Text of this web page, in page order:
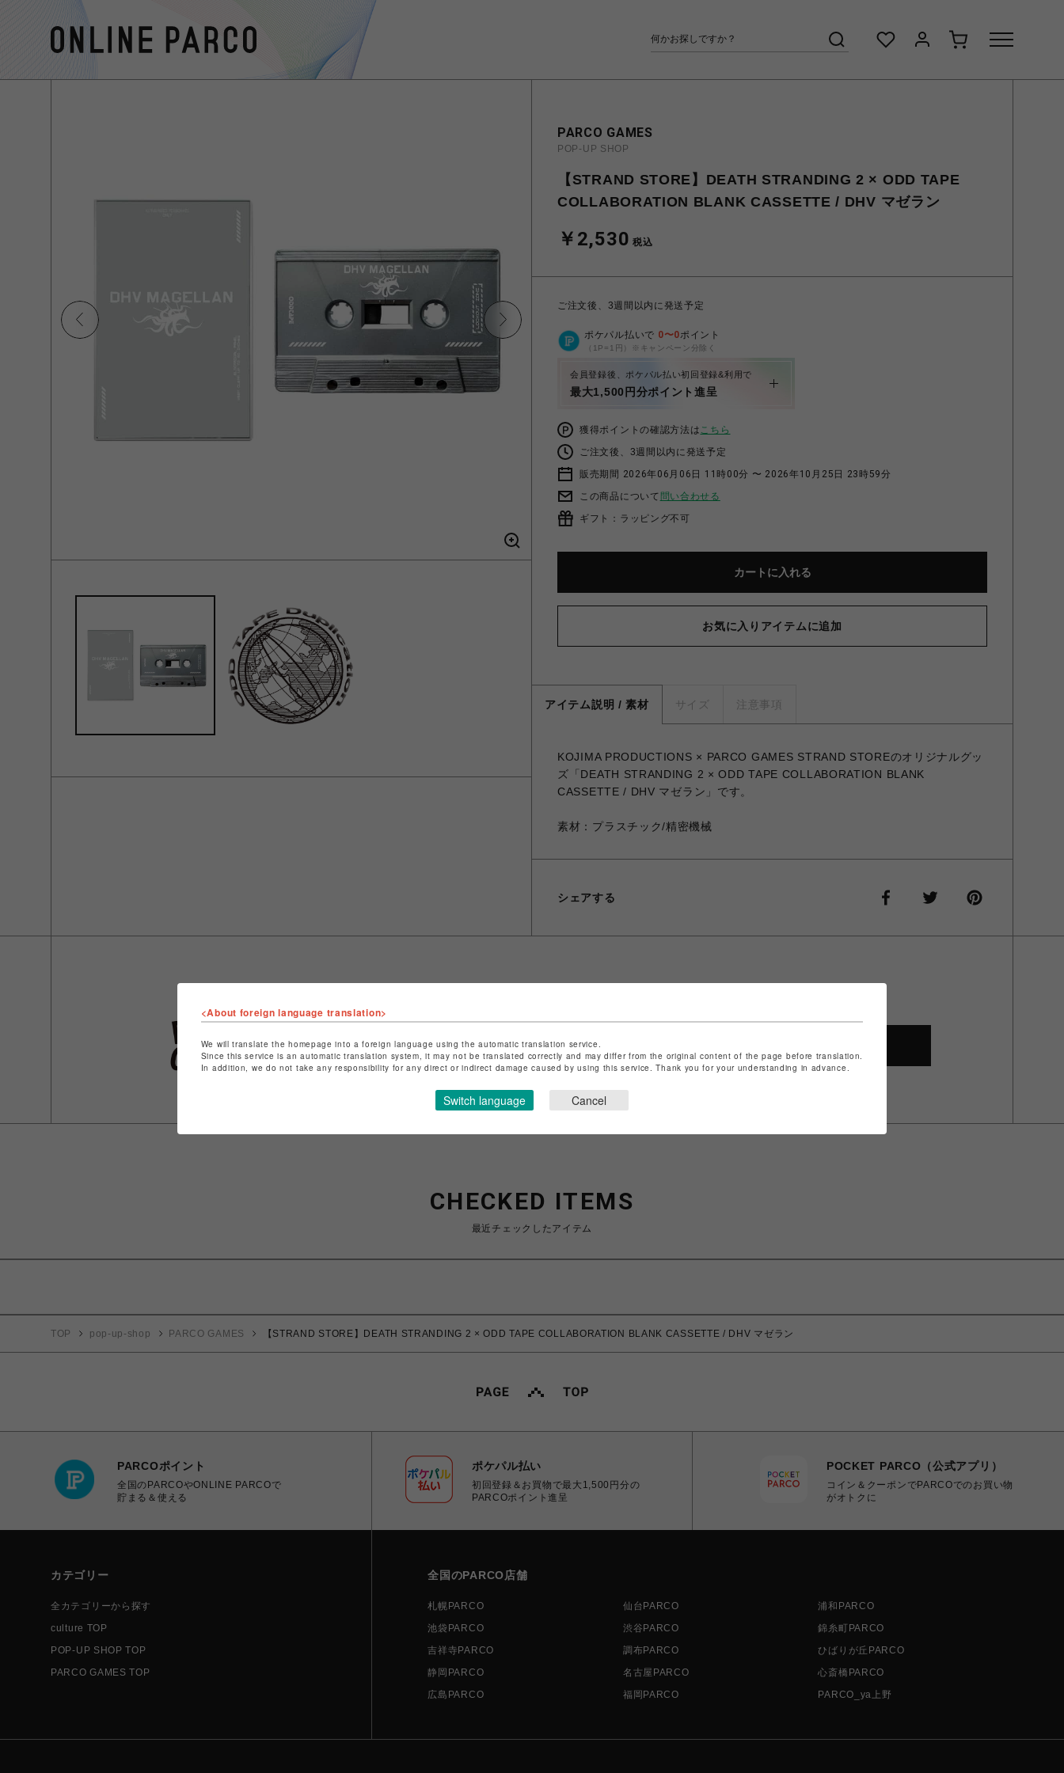
PARCO GAMES
POP-UP SHOP
【STRAND STORE】DEATH STRANDING 2 × ODD TAPE
COLLABORATION BLANK CASSETTE / DHV マゼラン
￥2,530 税込
ご注文後、3週間以内に発送予定
ポケパル払いで 0〜0ポイント
（1P=1円）※キャンペーン分除く
会員登録後、ポケパル払い初回登録&利用で
最大1,500円分ポイント進呈
獲得ポイントの確認方法はこちら
ご注文後、3週間以内に発送予定
販売期間 2026年06月06日 11時00分 〜 2026年10月25日 23時59分
この商品について 問い合わせる
ギフト：ラッピング不可
カートに入れる
お気に入りアイテムに追加
アイテム説明 / 素材 サイズ 注意事項
KOJIMA PRODUCTIONS × PARCO GAMES STRAND STOREのオリジナルグッ
ズ「DEATH STRANDING 2 × ODD TAPE COLLABORATION BLANK
CASSETTE / DHV マゼラン」です。
素材：プラスチック/精密機械
シェアする
ショップ名
特定商取引法など法令に基づく表記はこちら
CHECKED ITEMS
最近チェックしたアイテム
TOP pop-up-shop PARCO GAMES 【STRAND STORE】DEATH STRANDING 2 × ODD TAPE COLLABORATION BLANK CASSETTE / DHV マゼラン
PARCOポイント
全国のPARCOやONLINE PARCOで
貯まる＆使える
ポケパル払い
初回登録＆お買物で最大1,500円分の
PARCOポイント進呈
POCKET PARCO（公式アプリ）
コイン＆クーポンでPARCOでのお買い物
がオトクに
カテゴリー
全カテゴリーから探す
culture TOP
POP-UP SHOP TOP
PARCO GAMES TOP
全国のPARCO店舗
札幌PARCO 仙台PARCO
浦和PARCO
池袋PARCO
渋谷PARCO
錦糸町PARCO
吉祥寺PARCO
調布PARCO
ひばりが丘PARCO
静岡PARCO
名古屋PARCO
心斎橋PARCO
広島PARCO
福岡PARCO PARCO_ya上野
<About foreign language translation>
We will translate the homepage into a foreign language using the automatic translation service.
Since this service is an automatic translation system, it may not be translated correctly and may differ from the original content of the page before translation.
In addition, we do not take any responsibility for any direct or indirect damage caused by using this service. Thank you for your understanding in advance.
Switch language Cancel